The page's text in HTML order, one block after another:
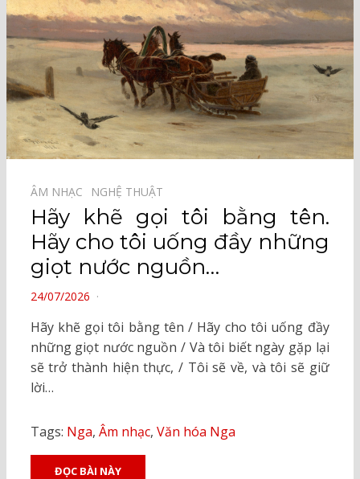
ÂM NHẠC⠀ NGHỆ THUẬT⠀
Hãy khẽ gọi tôi bằng tên.
Hãy cho tôi uống đầy những
giọt nước nguồn…
POSTED
24/07/2026
Hãy khẽ gọi tôi bằng tên / Hãy cho tôi uống đầy
những giọt nước nguồn / Và tôi biết ngày gặp lại
sẽ trở thành hiện thực, / Tôi sẽ về, và tôi sẽ giữ
lời…
Tags: Nga, Âm nhạc, Văn hóa Nga
ĐỌC BÀI NÀY